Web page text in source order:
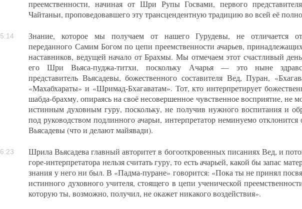
преемственности, начиная от Шри Рупы Госвами, первого
Чайтаньи, проповедовавшего эту трансцендентную традицию во всей её
Знание, которое мы получаем от нашего Гурудевы, не отличается
переданного Самим Богом по цепи преемственности ачарьев,
наставников, ведущей начало от Брахмы. Мы отмечаем этот счастливый
его Шри Вьяса-пуджа-титхи, поскольку Ачарья — это ныне
представитель Вьясадевы, божественного составителя Вед, Пуран,
«Махабхараты» и «Шримад-Бхагаватам». Тот, кто интерпретирует
шабда-брахму, опираясь на своё несовершенное чувственное восприятие, не
истинным духовным гуру, поскольку, не получив нужного воспитания и
под руководством подлинного ачарьи, интерпретатор неминуемо отклонится
Вьясадевы (что и делают майявади).
Шрила Вьясадева главный авторитет в богооткровенных писаниях Вед, и
горе-интерпретатора нельзя считать гуру, то есть ачарьей, какой бы запас
знания у него ни был. В «Падма-пуране» говорится: «Пока ты не принял
истинного духовного учителя, стоящего в цепи ученической
которую ты, возможно, получил, не окажет никакого воздействия».